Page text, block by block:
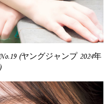
(ヤングジャンプ 2024年